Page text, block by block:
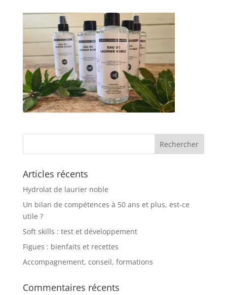
Articles récents
Hydrolat de laurier noble
Un bilan de compétences à 50 ans et plus, est-ce
utile ?
Soft skills : test et développement
Figues : bienfaits et recettes
Accompagnement, conseil, formations
Commentaires récents